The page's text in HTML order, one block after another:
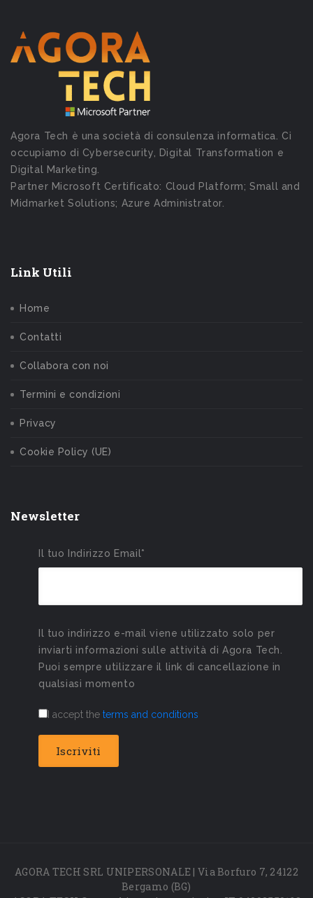
Agora Tech è una società di consulenza informatica. Ci
occupiamo di Cybersecurity, Digital Transformation e
Digital Marketing.
Partner Microsoft Certificato: Cloud Platform; Small and
Midmarket Solutions; Azure Administrator.
Link Utili
Home
Contatti
Collabora con noi
Termini e condizioni
Privacy
Cookie Policy (UE)
Newsletter
Il tuo Indirizzo Email*
Il tuo indirizzo e-mail viene utilizzato solo per
inviarti informazioni sulle attività di Agora Tech.
Puoi sempre utilizzare il link di cancellazione in
qualsiasi momento
I accept the terms and conditions
AGORA TECH SRL UNIPERSONALE | Via Borfuro 7, 24122
Bergamo (BG)